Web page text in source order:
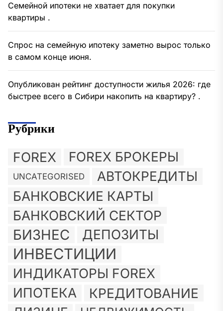
Семейной ипотеки не хватает для покупки
квартиры .
Спрос на семейную ипотеку заметно вырос только
в самом конце июня.
Опубликован рейтинг доступности жилья 2026: где
быстрее всего в Сибири накопить на квартиру? .
Рубрики
FOREX FOREX БРОКЕРЫ
UNCATEGORISED АВТОКРЕДИТЫ
БАНКОВСКИЕ КАРТЫ
БАНКОВСКИЙ СЕКТОР
БИЗНЕС ДЕПОЗИТЫ
ИНВЕСТИЦИИ
ИНДИКАТОРЫ FOREX
ИПОТЕКА
КРЕДИТОВАНИЕ